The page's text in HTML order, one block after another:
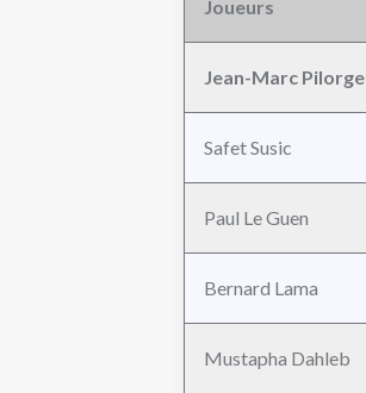
Joueurs
Jean-Marc
Safet Susic
Paul Le Guen
Bernard Lama
Mustapha Dahleb